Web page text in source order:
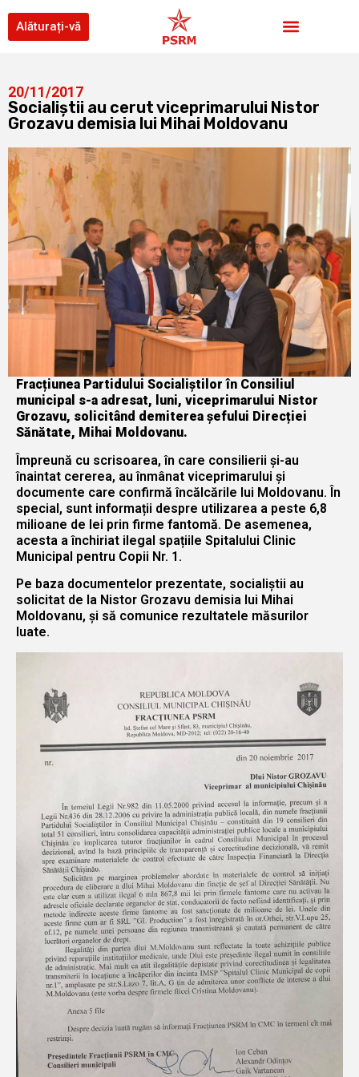
Alăturați-vă
20/11/2017
Socialiștii au cerut viceprimarului Nistor
Grozavu demisia lui Mihai Moldovanu
Fracțiunea Partidului Socialiștilor în Consiliul
municipal s-a adresat, luni, viceprimarului Nistor
Grozavu, solicitând demiterea șefului Direcției
Sănătate, Mihai Moldovanu.
Împreună cu scrisoarea, în care consilierii și-au
înaintat cererea, au înmânat viceprimarului și
documente care confirmă încălcările lui Moldovanu. În
special, sunt informații despre utilizarea a peste 6,8
milioane de lei prin firme fantomă. De asemenea,
acesta a închiriat ilegal spațiile Spitalului Clinic
Municipal pentru Copii Nr. 1.
Pe baza documentelor prezentate, socialiștii au
solicitat de la Nistor Grozavu demisia lui Mihai
Moldovanu, și să comunice rezultatele măsurilor
luate.